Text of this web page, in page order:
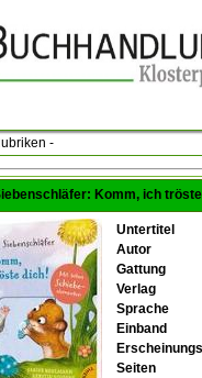
-
Komm, ich
Untertitel
Autor
Gattung
Verlag
Sprache
Einband
Seiten